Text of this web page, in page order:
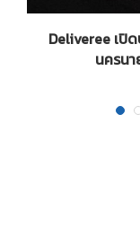
Deliveree เปิ
นครน